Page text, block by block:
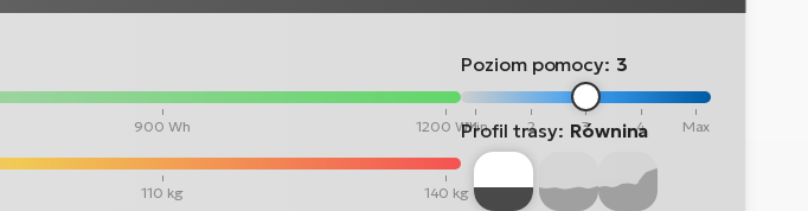
900 Wh 1200 Wh
110 kg 140 kg
Poziom pomocy: 3
Min 2 3 4 Max
Profil trasy: Równina